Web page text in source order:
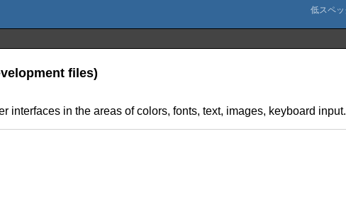
files)
interfaces in the areas of colors, fonts, text, images, keyboard input.